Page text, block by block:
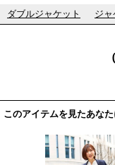
ダブルジャケット ジャ
このアイテムを見たあな